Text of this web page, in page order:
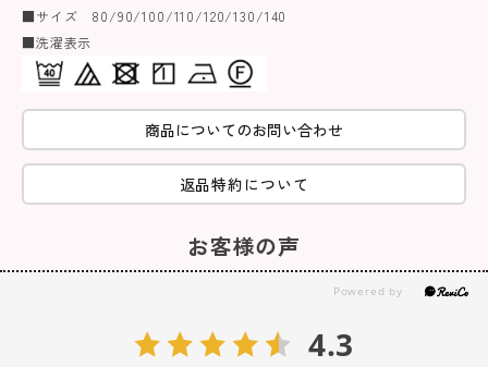
■サイズ 80/90/100/110/120/130/140
■洗濯表示
商品についてのお問い合わせ
返品特約について
お客様の声
4.3